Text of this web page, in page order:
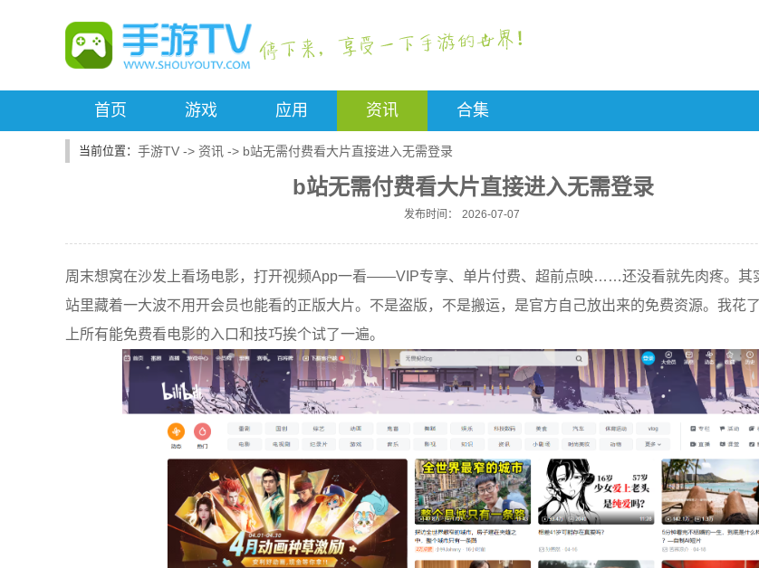
首页 游戏 应用 资讯 合集
手游TV -> 资讯 -> b站无需付费看大片直接进入无需登录
b站无需付费看大片直接进入无需登录
发布时间： 2026-07-07
周末想窝在沙发上看场电影，打开视频App一看——VIP专享、单片付费、超前点映……还没看就先肉疼。其
站里藏着一大波不用开会员也能看的正版大片。不是盗版，不是搬运，是官方自己放出来的免费资源。我花
上所有能免费看电影的入口和技巧挨个试了一遍。